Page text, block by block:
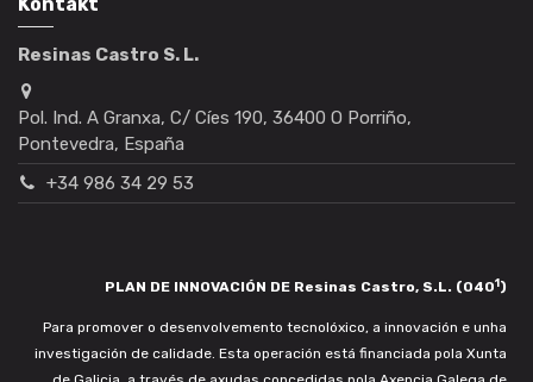
Resinas Castro S. L.
Pol. Ind. A Granxa, C/ Cíes 190, 36400 O Porriño,
Pontevedra, España
+34 986 34 29 53
PLAN DE INNOVACIÓN DE Resinas Castro, S.L. (0401)
Para promover o desenvolvemento tecnolóxico, a innovación e unha
investigación de calidade. Esta operación está financiada pola Xunta